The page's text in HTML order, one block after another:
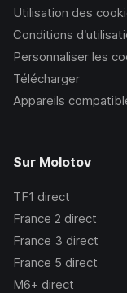
Utilisation des
Conditions
Personnaliser les
Télécharger
Appareils
Sur Molotov
TF1 direct
France 2 direct
France 3 direct
France 5 direct
M6+ direct